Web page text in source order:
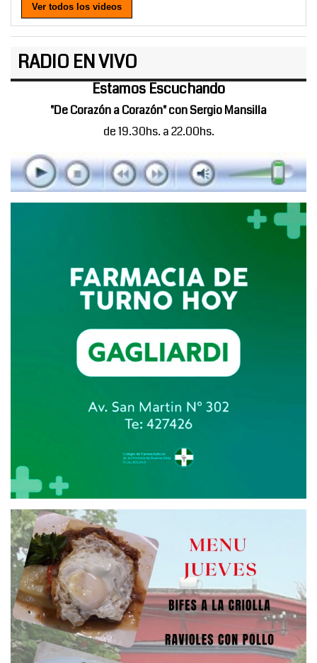
Ver todos los videos
RADIO EN VIVO
Estamos Escuchando
"De Corazón a Corazón" con Sergio Mansilla
de 19.30hs. a 22.00hs.